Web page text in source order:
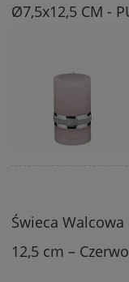
Ø7,5x12,5 CM -
Świeca
12,5 cm –